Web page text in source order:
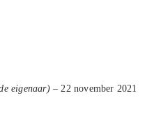
eigenaar) – 22 november 2021